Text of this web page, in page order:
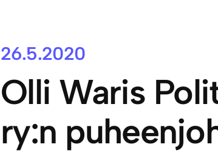
26.5.2020
Olli Waris
ry:n